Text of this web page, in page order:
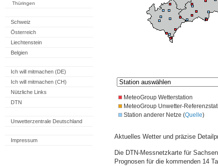
Thüringen
Schweiz
Österreich
Liechtenstein
Belgien
Ich will mitmachen (DE)
Ich will mitmachen (CH)
Nützliche Links
DTN
Unwetterzentrale Deutschland
Impressum
MeteoGroup Wetterstation
MeteoGroup Unwetter-
Station anderer Netze (Quelle)
Aktuelles Wetter und präzise
Die DTN-Messnetzkarte für
Prognosen für die kommenden 14